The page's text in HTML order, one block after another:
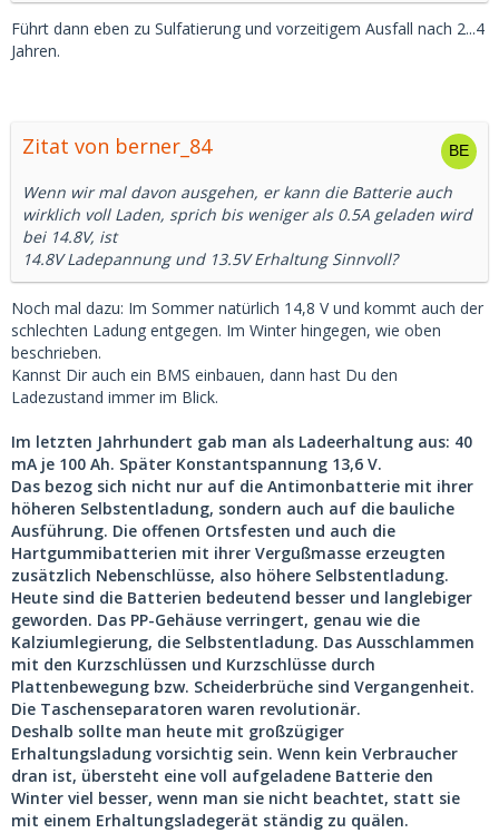
Führt dann eben zu Sulfatierung und vorzeitigem Ausfall nach 2...4
Jahren.
Zitat von berner_84
Wenn wir mal davon ausgehen, er kann die Batterie auch
wirklich voll Laden, sprich bis weniger als 0.5A geladen wird
bei 14.8V, ist
14.8V Ladepannung und 13.5V Erhaltung Sinnvoll?
Noch mal dazu: Im Sommer natürlich 14,8 V und kommt auch der
schlechten Ladung entgegen. Im Winter hingegen, wie oben
beschrieben.
Kannst Dir auch ein BMS einbauen, dann hast Du den
Ladezustand immer im Blick.
Im letzten Jahrhundert gab man als Ladeerhaltung aus: 40
mA je 100 Ah. Später Konstantspannung 13,6 V.
Das bezog sich nicht nur auf die Antimonbatterie mit ihrer
höheren Selbstentladung, sondern auch auf die bauliche
Ausführung. Die offenen Ortsfesten und auch die
Hartgummibatterien mit ihrer Vergußmasse erzeugten
zusätzlich Nebenschlüsse, also höhere Selbstentladung.
Heute sind die Batterien bedeutend besser und langlebiger
geworden. Das PP-Gehäuse verringert, genau wie die
Kalziumlegierung, die Selbstentladung. Das Ausschlammen
mit den Kurzschlüssen und Kurzschlüsse durch
Plattenbewegung bzw. Scheiderbrüche sind Vergangenheit.
Die Taschenseparatoren waren revolutionär.
Deshalb sollte man heute mit großzügiger
Erhaltungsladung vorsichtig sein. Wenn kein Verbraucher
dran ist, übersteht eine voll aufgeladene Batterie den
Winter viel besser, wenn man sie nicht beachtet, statt sie
mit einem Erhaltungsladegerät ständig zu quälen.